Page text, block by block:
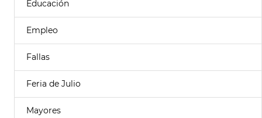
Educación
Empleo
Fallas
Feria de Julio
Mayores